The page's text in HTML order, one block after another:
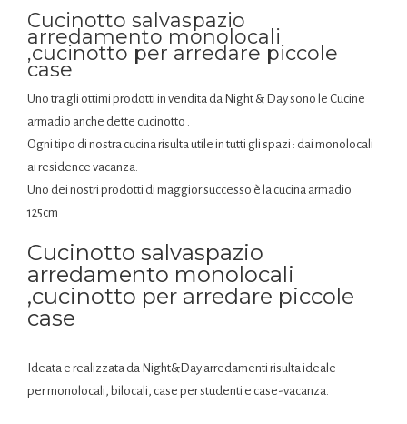
Cucinotto salvaspazio
arredamento monolocali
,cucinotto per arredare piccole
case
Uno tra gli ottimi prodotti in vendita da Night & Day sono le Cucine
armadio anche dette cucinotto .
Ogni tipo di nostra cucina risulta utile in tutti gli spazi : dai monolocali
ai residence vacanza.
Uno dei nostri prodotti di maggior successo è la cucina armadio
125cm
Cucinotto salvaspazio
arredamento monolocali
,cucinotto per arredare piccole
case
Ideata e realizzata da Night&Day arredamenti risulta ideale
per monolocali, bilocali, case per studenti e case-vacanza.